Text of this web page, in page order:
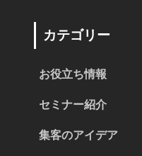
カテゴリー
お役立ち情報
セミナー紹介
集客のアイデア